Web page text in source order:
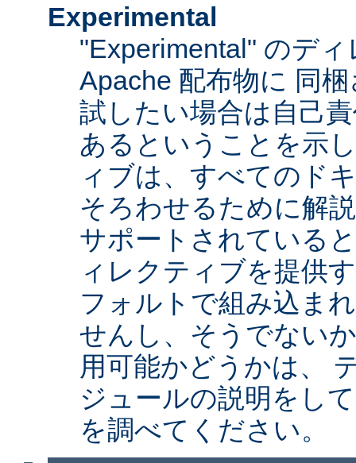
Experimental
"Experimental" のデ
Apache 配布物に 同
試したい場合は自己
あるということを示
ィブは、すべてのド
そろわせるために解
サポートされている
ィレクティブを提供
フォルトで組み込ま
せんし、そうでない
用可能かどうかは、
ジュールの説明をし
を調べてください。